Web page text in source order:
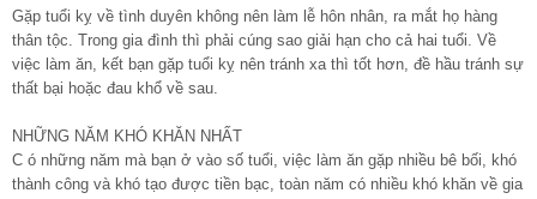
Gặp tuổi kỵ về tình duyên không nên làm lễ hôn nhân, ra mắt họ hàng
thân tộc. Trong gia đình thì phải cúng sao giải hạn cho cả hai tuổi. Về
việc làm ăn, kết bạn gặp tuổi kỵ nên tránh xa thì tốt hơn, đề hầu tránh sự
thất bại hoặc đau khổ về sau.
NHỮNG NĂM KHÓ KHĂN NHẤT
C ó những năm mà bạn ở vào số tuổi, việc làm ăn gặp nhiều bê bối, khó
thành công và khó tạo được tiền bạc, toàn năm có nhiều khó khăn về gia